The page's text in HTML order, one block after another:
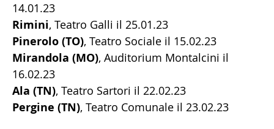
14.01.23
Rimini, Teatro Galli il 25.01.23
Pinerolo (TO), Teatro Sociale il 15.02.23
Mirandola (MO), Auditorium Montalcini il
16.02.23
Ala (TN), Teatro Sartori il 22.02.23
Pergine (TN), Teatro Comunale il 23.02.23